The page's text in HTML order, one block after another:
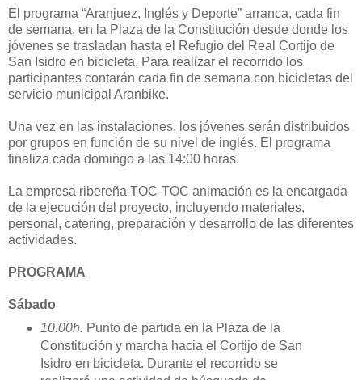
El programa “Aranjuez, Inglés y Deporte” arranca, cada fin
de semana, en la Plaza de la Constitución desde donde los
jóvenes se trasladan hasta el Refugio del Real Cortijo de
San Isidro en bicicleta. Para realizar el recorrido los
participantes contarán cada fin de semana con bicicletas del
servicio municipal Aranbike.
Una vez en las instalaciones, los jóvenes serán distribuidos
por grupos en función de su nivel de inglés. El programa
finaliza cada domingo a las 14:00 horas.
La empresa ribereña TOC-TOC animación es la encargada
de la ejecución del proyecto, incluyendo materiales,
personal, catering, preparación y desarrollo de las diferentes
actividades.
PROGRAMA
Sábado
10.00h. Punto de partida en la Plaza de la
Constitución y marcha hacia el Cortijo de San
Isidro en bicicleta. Durante el recorrido se